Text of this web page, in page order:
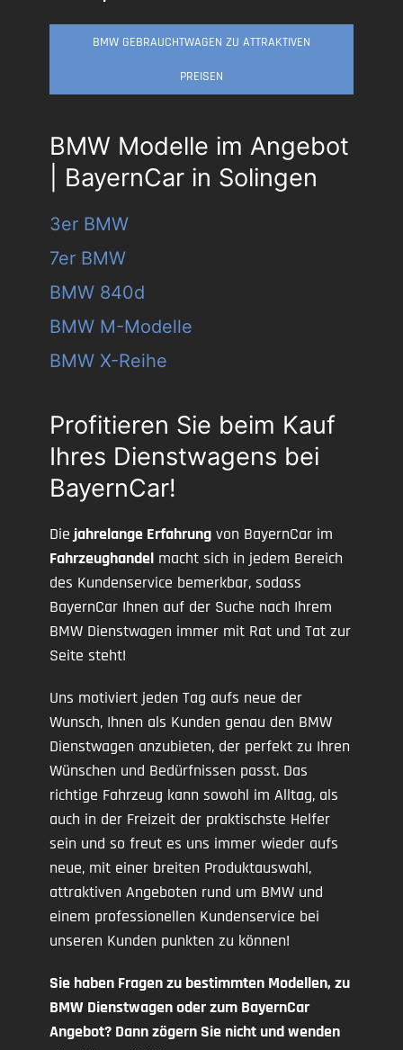
BMW GEBRAUCHTWAGEN ZU ATTRAKTIVEN
PREISEN
BMW Modelle im Angebot
| BayernCar in Solingen
3er BMW
7er BMW
BMW 840d
BMW M-Modelle
BMW X-Reihe
Profitieren Sie beim Kauf
Ihres Dienstwagens bei
BayernCar!
Die jahrelange Erfahrung von BayernCar im
Fahrzeughandel macht sich in jedem Bereich
des Kundenservice bemerkbar, sodass
BayernCar Ihnen auf der Suche nach Ihrem
BMW Dienstwagen immer mit Rat und Tat zur
Seite steht!
Uns motiviert jeden Tag aufs neue der
Wunsch, Ihnen als Kunden genau den BMW
Dienstwagen anzubieten, der perfekt zu Ihren
Wünschen und Bedürfnissen passt. Das
richtige Fahrzeug kann sowohl im Alltag, als
auch in der Freizeit der praktischste Helfer
sein und so freut es uns immer wieder aufs
neue, mit einer breiten Produktauswahl,
attraktiven Angeboten rund um BMW und
einem professionellen Kundenservice bei
unseren Kunden punkten zu können!
Sie haben Fragen zu bestimmten Modellen, zu
BMW Dienstwagen oder zum BayernCar
Angebot? Dann zögern Sie nicht und wenden